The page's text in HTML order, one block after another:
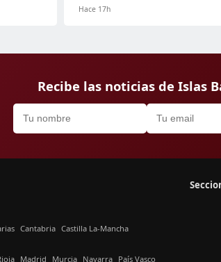
Hace 17h
Recibe las noticias de Islas
Cantabria Castilla La-Mancha
Madrid Murcia Navarra País Vasco